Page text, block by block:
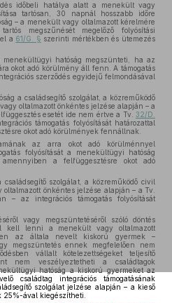
időbeli hatálya alatt a menekült vagy
tartósan, 30 napnál hosszabb időre
– a menekült vagy oltalmazott kérelmére
megszűnését megelőző folyósítási
a 61/G. § szerinti mértékben és ütemezés
menekültügyi hatóság megszünteti, ha az
okot adó körülmény áll fenn. A támogatás
szerződés egyidejű felmondásával
a családsegítő szolgálat, a közreműködő
oltalmazott önkéntes jelzése alapján – a
esetét ide nem értve a Tv. 32/D.
támogatás folyósítását határozattal
okot adó körülmények fennállnak.
az arra okot adó körülménnyel
folyósítását a menekültügyi hatóság
a felfüggesztésre okot adó
szolgálat, a közreműködő civil
önkéntes jelzése alapján – a Tv.
– az integrációs támogatás folyósítását
vagy megszüntetéséről szóló döntés
kell lenni a menekült vagy oltalmazott
az általa nevelt kiskorú gyermek –
megszüntetés ennek megfelelően nem
vállalt kötelezettségeket teljesítő
nem veszélyeztetheti a családtagok
hatóság a kiskorú gyermeket az
családtag integrációs támogatásának
szolgálat jelzése alapján – a kieső
25%-ával kiegészítheti.